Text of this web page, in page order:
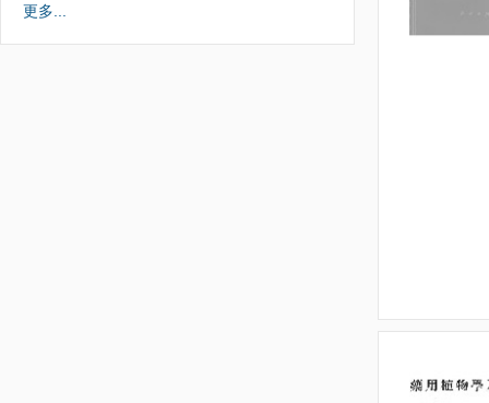
更多...